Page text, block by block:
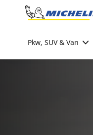
Go to page content
Pkw, SUV & Van